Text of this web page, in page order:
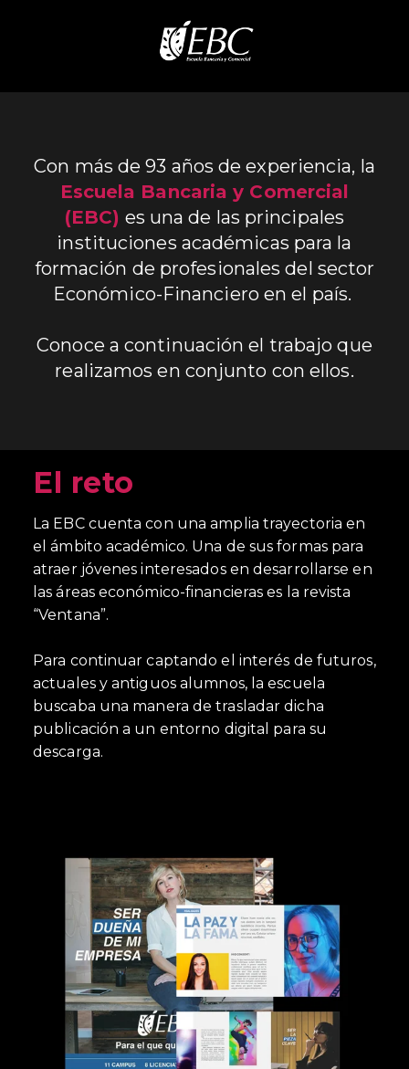
Con más de 93 años de experiencia, la
Escuela Bancaria y Comercial
(EBC) es una de las principales
instituciones académicas para la
formación de profesionales del sector
Económico-Financiero en el país.
Conoce a continuación el trabajo que
realizamos en conjunto con ellos.
El reto
La EBC cuenta con una amplia trayectoria en
el ámbito académico. Una de sus formas para
atraer jóvenes interesados en desarrollarse en
las áreas económico-financieras es la revista
“Ventana”.
Para continuar captando el interés de futuros,
actuales y antiguos alumnos, la escuela
buscaba una manera de trasladar dicha
publicación a un entorno digital para su
descarga.